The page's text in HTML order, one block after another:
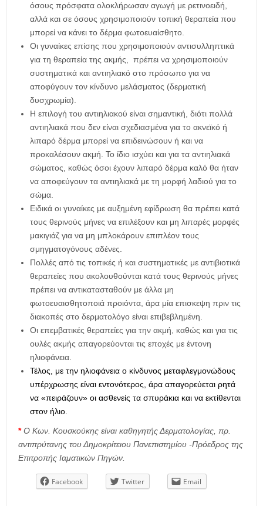
όσους πρόσφατα ολοκλήρωσαν αγωγή με ρετινοειδή,
αλλά και σε όσους χρησιμοποιούν τοπική θεραπεία που
μπορεί να κάνει το δέρμα φωτοευαίσθητο.
Οι γυναίκες επίσης που χρησιμοποιούν αντισυλληπτικά
για τη θεραπεία της ακμής, πρέπει να χρησιμοποιούν
συστηματικά και αντιηλιακό στο πρόσωπο για να
αποφύγουν τον κίνδυνο μελάσματος (δερματική
δυσχρωμία).
Η επιλογή του αντιηλιακού είναι σημαντική, διότι πολλά
αντιηλιακά που δεν είναι σχεδιασμένα για το ακνεϊκό ή
λιπαρό δέρμα μπορεί να επιδεινώσουν ή και να
προκαλέσουν ακμή. Το ίδιο ισχύει και για τα αντιηλιακά
σώματος, καθώς όσοι έχουν λιπαρό δέρμα καλό θα ήταν
να αποφεύγουν τα αντιηλιακά με τη μορφή λαδιού για το
σώμα.
Ειδικά οι γυναίκες με αυξημένη εφίδρωση θα πρέπει κατά
τους θερινούς μήνες να επιλέξουν και μη λιπαρές μορφές
μακιγιάζ για να μη μπλοκάρουν επιπλέον τους
σμηγματογόνους αδένες.
Πολλές από τις τοπικές ή και συστηματικές με αντιβιοτικά
θεραπείες που ακολουθούνται κατά τους θερινούς μήνες
πρέπει να αντικατασταθούν με άλλα μη
φωτοευαισθητοποιά προιόντα, άρα μία επισκεψη πριν τις
διακοπές στο δερματολόγο είναι επιβεβλημένη.
Οι επεμβατικές θεραπείες για την ακμή, καθώς και για τις
ουλές ακμής απαγορεύονται τις εποχές με έντονη
ηλιοφάνεια.
Τέλος, με την ηλιοφάνεια ο κίνδυνος μεταφλεγμονώδους
υπέρχρωσης είναι εντονότερος, άρα απαγορεύεται ρητά
να «πειράζουν» οι ασθενείς τα σπυράκια και να εκτίθενται
στον ήλιο.
* Ο Κων. Κουσκούκης είναι καθηγητής Δερματολογίας, πρ.
αντιπρύτανης του Δημοκρίτειου Πανεπιστημίου -Πρόεδρος της
Επιτροπής Ιαματικών Πηγών.
Facebook Twitter Email